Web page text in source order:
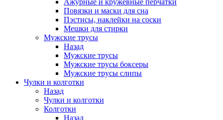
Ажурные и кружевные перчатки
Повязки и маски для сна
Пэстисы, наклейки на соски
Мешки для стирки
Мужские трусы
Назад
Мужские трусы
Мужские трусы боксеры
Мужские трусы слипы
Чулки и колготки
Назад
Чулки и колготки
Колготки
Назад